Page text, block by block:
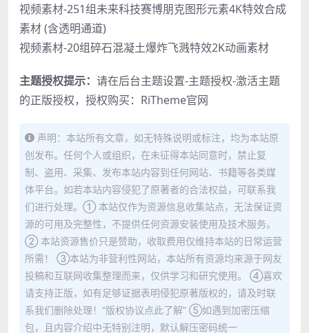
视频素材-251组未来科技赛博朋克图形元素4K特效合成
素材 (含透明通道)
视频素材-20组碎石混凝土爆炸飞溅特效2K动画素材
主题授权提示： 请在后台主题设置-主题授权-激活主题
的正版授权，授权购买： RiTheme官网
声明：本站所有文章，如无特殊说明或标注，均为本站原
创发布。任何个人或组织，在未征得本站同意时，禁止复
制、盗用、采集、发布本站内容到任何网站、书籍等各类媒
体平台。如若本站内容侵犯了原著者的合法权益，可联系我
们进行处理。① 本站仅作为资源信息收集站点，无法保证资
源的可用及完整性，不提供任何资源安装使用及技术服务。
② 本站资源售价只是赞助，收取费用仅维持本站的日常运营
所需！ ③本站为非营利性网站，本站所有资源均来源于网友
投稿和互联网收集整理而来，仅供学习和研究使用。 ④喜欢
请支持正版，如有足够证据表明侵犯原著版权的，请及时联
系我们删除处理！“版权协议点此了解” ⑤如遇到加密压缩
包，且内容介绍中无特别注明，默认解压密码统一